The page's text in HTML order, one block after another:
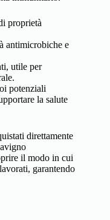
proprietà
antimicrobiche e
utile per
potenziali
la salute
direttamente
il modo in cui
garantendo